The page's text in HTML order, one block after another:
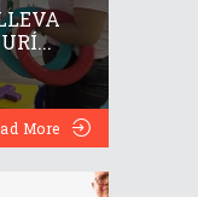
More